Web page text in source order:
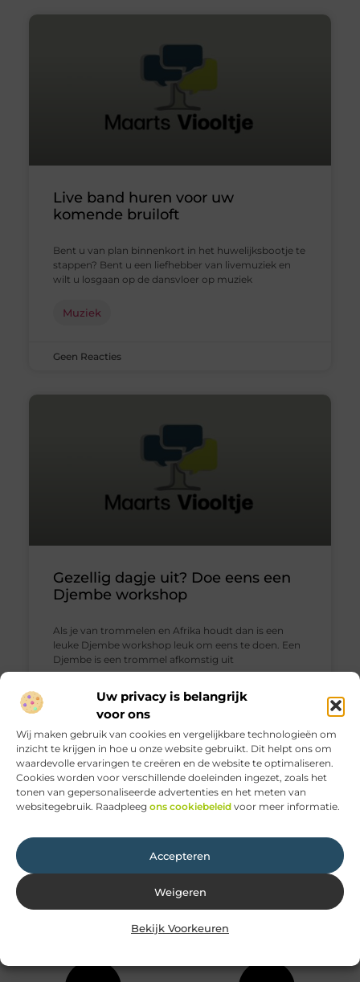
Uw privacy is belangrijk
voor ons
Wij maken gebruik van cookies en vergelijkbare technologieën om
inzicht te krijgen in hoe u onze website gebruikt. Dit helpt ons om
waardevolle ervaringen te creëren en de website te optimaliseren.
Cookies worden voor verschillende doeleinden ingezet, zoals het
tonen van gepersonaliseerde advertenties en het meten van
websitegebruik. Raadpleeg ons cookiebeleid voor meer informatie.
Accepteren
Weigeren
Bekijk Voorkeuren
Live band huren voor uw
komende bruiloft
Bent u van plan binnenkort in het huwelijksbootje te
stappen? Bent u een liefhebber van livemuziek en
wilt u losgaan op de dansvloer op muziek
Muziek
Geen Reacties
Gezellig dagje uit? Doe eens een
Djembe workshop
Als je van trommelen en Afrika houdt dan is een
leuke Djembe workshop leuk om eens te doen. Een
Djembe is een trommel afkomstig uit
Muziek
Geen Reacties